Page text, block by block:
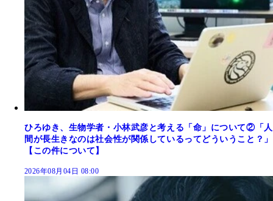
ひろゆき、生物学者・小林武彦と考える「命」について②「人
間が長生きなのは社会性が関係しているってどういうこと？」
【この件について】
2026年08月04日 08:00